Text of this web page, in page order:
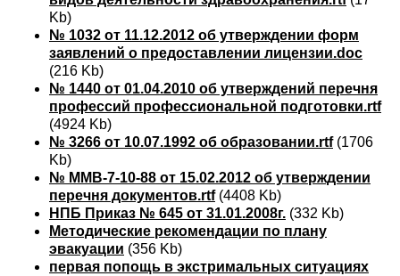
Kb)
№ 1032 от 11.12.2012 об утверждении форм
заявлений о предоставлении лицензии.doc
(216 Kb)
№ 1440 от 01.04.2010 об утверждений перечня
профессий профессиональной подготовки.rtf
(4924 Kb)
№ 3266 от 10.07.1992 об образовании.rtf(1706
Kb)
№ ММВ-7-10-88 от 15.02.2012 об утверждении
перечня документов.rtf(4408 Kb)
НПБ Приказ № 645 от 31.01.2008г. (332 Kb)
Методические рекомендации по плану
эвакуации (356 Kb)
первая попощь в экстримальных ситуациях